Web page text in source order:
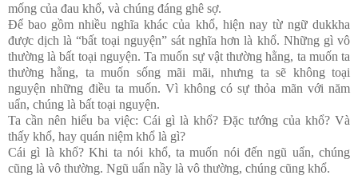
mống của đau khổ, và chúng đáng ghê sợ.
Để bao gồm nhiều nghĩa khác của khổ, hiện nay từ ngữ dukkha
được dịch là “bất toại nguyện” sát nghĩa hơn là khổ. Những gì vô
thường là bất toại nguyện. Ta muốn sự vật thường hằng, ta muốn ta
thường hằng, ta muốn sống mãi mãi, nhưng ta sẽ không toại
nguyện những điều ta muốn. Vì không có sự thỏa mãn với năm
uẩn, chúng là bất toại nguyện.
Ta cần nên hiểu ba việc: Cái gì là khổ? Đặc tướng của khổ? Và
thấy khổ, hay quán niệm khổ là gì?
Cái gì là khổ? Khi ta nói khổ, ta muốn nói đến ngũ uẩn, chúng
cũng là vô thường. Ngũ uẩn nầy là vô thường, chúng cũng khổ.